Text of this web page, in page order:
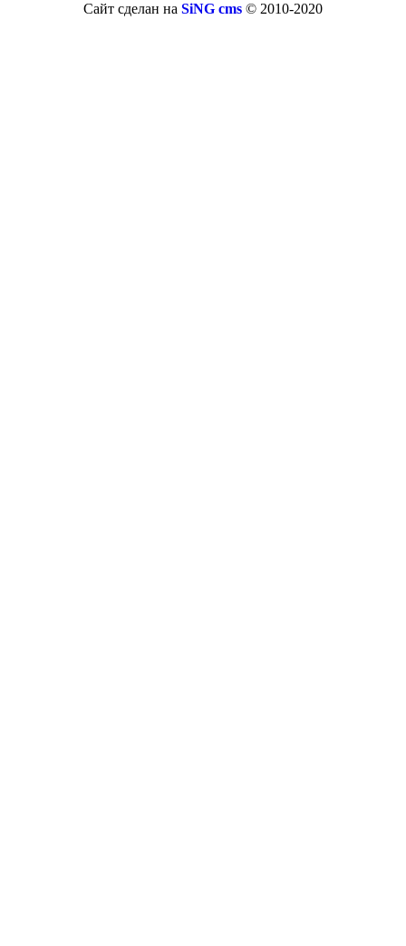
Сайт сделан на SiNG cms © 2010-2020